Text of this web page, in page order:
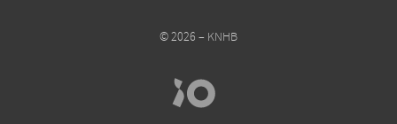
© 2026 – KNHB